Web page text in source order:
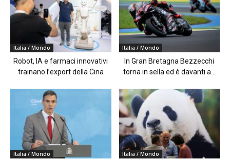
Italia / Mondo
Robot, IA e farmaci innovativi
trainano l’export della Cina
Italia / Mondo
In Gran Bretagna Bezzecchi
torna in sella ed è davanti a...
Italia / Mondo Italia / Mondo